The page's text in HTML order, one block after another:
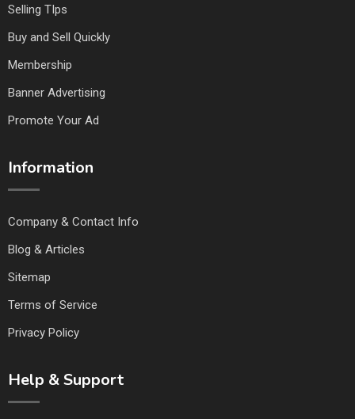
Selling TIps
Buy and Sell Quickly
Membership
Banner Advertising
Promote Your Ad
Information
Company & Contact Info
Blog & Articles
Sitemap
Terms of Service
Privacy Policy
Help & Support